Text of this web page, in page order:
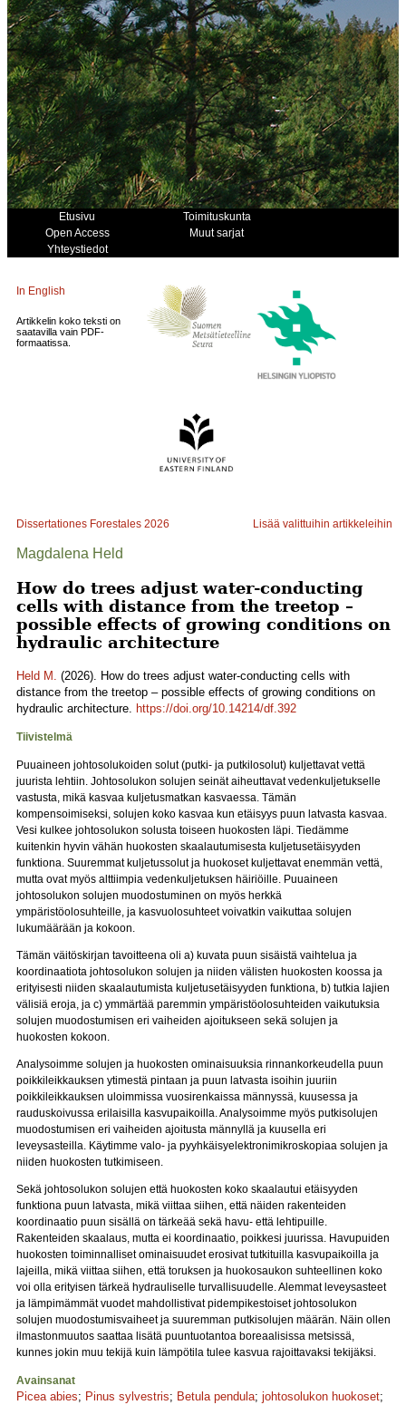
Etusivu
Toimituskunta
Open Access
Muut sarjat
Yhteystiedot
In English
Artikkelin koko teksti on
saatavilla vain PDF-
formaatissa.
Dissertationes Forestales 2026 Lisää valittuihin artikkeleihin
Magdalena Held
How do trees adjust water-conducting
cells with distance from the treetop –
possible effects of growing conditions on
hydraulic architecture
Held M. (2026). How do trees adjust water-conducting cells with
distance from the treetop – possible effects of growing conditions on
hydraulic architecture. https://doi.org/10.14214/df.392
Tiivistelmä
Puuaineen johtosolukoiden solut (putki- ja putkilosolut) kuljettavat vettä
juurista lehtiin. Johtosolukon solujen seinät aiheuttavat vedenkuljetukselle
vastusta, mikä kasvaa kuljetusmatkan kasvaessa. Tämän
kompensoimiseksi, solujen koko kasvaa kun etäisyys puun latvasta kasvaa.
Vesi kulkee johtosolukon solusta toiseen huokosten läpi. Tiedämme
kuitenkin hyvin vähän huokosten skaalautumisesta kuljetusetäisyyden
funktiona. Suuremmat kuljetussolut ja huokoset kuljettavat enemmän vettä,
mutta ovat myös alttiimpia vedenkuljetuksen häiriöille. Puuaineen
johtosolukon solujen muodostuminen on myös herkkä
ympäristöolosuhteille, ja kasvuolosuhteet voivatkin vaikuttaa solujen
lukumäärään ja kokoon.
Tämän väitöskirjan tavoitteena oli a) kuvata puun sisäistä vaihtelua ja
koordinaatiota johtosolukon solujen ja niiden välisten huokosten koossa ja
erityisesti niiden skaalautumista kuljetusetäisyyden funktiona, b) tutkia lajien
välisiä eroja, ja c) ymmärtää paremmin ympäristöolosuhteiden vaikutuksia
solujen muodostumisen eri vaiheiden ajoitukseen sekä solujen ja
huokosten kokoon.
Analysoimme solujen ja huokosten ominaisuuksia rinnankorkeudella puun
poikkileikkauksen ytimestä pintaan ja puun latvasta isoihin juuriin
poikkileikkauksen uloimmissa vuosirenkaissa männyssä, kuusessa ja
rauduskoivussa erilaisilla kasvupaikoilla. Analysoimme myös putkisolujen
muodostumisen eri vaiheiden ajoitusta männyllä ja kuusella eri
leveysasteilla. Käytimme valo- ja pyyhkäisyelektronimikroskopiaa solujen ja
niiden huokosten tutkimiseen.
Sekä johtosolukon solujen että huokosten koko skaalautui etäisyyden
funktiona puun latvasta, mikä viittaa siihen, että näiden rakenteiden
koordinaatio puun sisällä on tärkeää sekä havu- että lehtipuille.
Rakenteiden skaalaus, mutta ei koordinaatio, poikkesi juurissa. Havupuiden
huokosten toiminnalliset ominaisuudet erosivat tutkituilla kasvupaikoilla ja
lajeilla, mikä viittaa siihen, että toruksen ja huokosaukon suhteellinen koko
voi olla erityisen tärkeä hydrauliselle turvallisuudelle. Alemmat leveysasteet
ja lämpimämmät vuodet mahdollistivat pidempikestoiset johtosolukon
solujen muodostumisvaiheet ja suuremman putkisolujen määrän. Näin ollen
ilmastonmuutos saattaa lisätä puuntuotantoa boreaalisissa metsissä,
kunnes jokin muu tekijä kuin lämpötila tulee kasvua rajoittavaksi tekijäksi.
Avainsanat
Picea abies; Pinus sylvestris; Betula pendula; johtosolukon huokoset;